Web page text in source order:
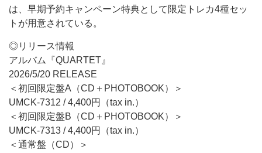
は、早期予約キャンペーン特典として限定トレカ4種セッ
トが用意されている。
◎リリース情報
アルバム『QUARTET』
2026/5/20 RELEASE
＜初回限定盤A（CD＋PHOTOBOOK）＞
UMCK-7312 / 4,400円（tax in.）
＜初回限定盤B（CD＋PHOTOBOOK）＞
UMCK-7313 / 4,400円（tax in.）
＜通常盤（CD）＞